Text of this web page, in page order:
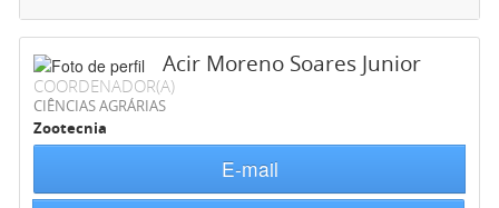
Acir Moreno Soares Junior
COORDENADOR(A)
CIÊNCIAS AGRÁRIAS
Zootecnia
E-mail